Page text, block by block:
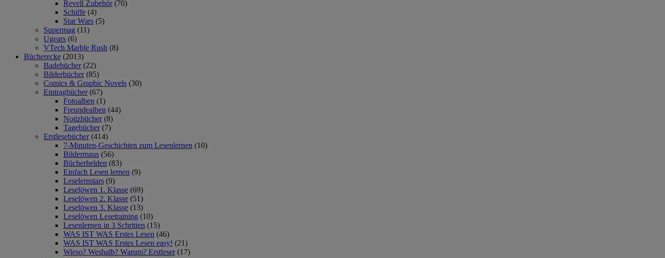
Revell Zubehör (70)
Schiffe (4)
Star Wars (5)
Supermag (11)
Ugears (6)
VTech Marble Rush (8)
Bücherecke (2013)
Badebücher (22)
Bilderbücher (85)
Comics & Graphic Novels (30)
Eintragbücher (67)
Fotoalben (1)
Freundealben (44)
Notizbücher (8)
Tagebücher (7)
Erstlesebücher (414)
7-Minuten-Geschichten zum Lesenlernen (10)
Bildermaus (56)
Bücherhelden (83)
Einfach Lesen lernen (9)
Leselernstars (9)
Leselöwen 1. Klasse (69)
Leselöwen 2. Klasse (51)
Leselöwen 3. Klasse (13)
Leselöwen Lesetraining (10)
Lesenlernen in 3 Schritten (15)
WAS IST WAS Erstes Lesen (46)
WAS IST WAS Erstes Lesen easy! (21)
Wieso? Weshalb? Warum? Erstleser (17)